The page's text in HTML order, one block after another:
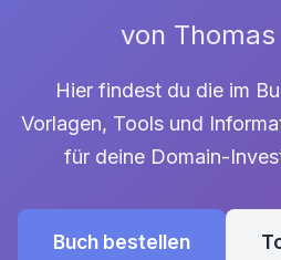
von
Hier findest du die im
Vorlagen, Tools und
für deine Domain-
Buch bestellen